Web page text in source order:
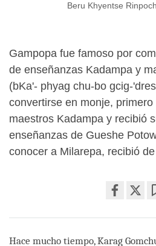
Beru Khyentse
Gampopa fue famoso por
de enseñanzas Kadampa y
(bKa'- phyag chu-bo gcig-
convertirse en monje,
maestros Kadampa y recibió
enseñanzas de Gueshe
conocer a Milarepa, recibió
on
Hace mucho tiempo, Karag